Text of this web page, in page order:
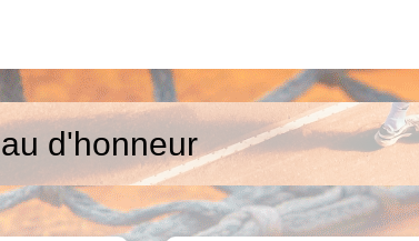
d'honneur